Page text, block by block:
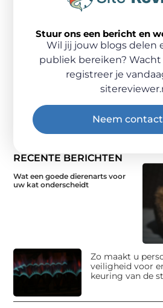
RECENTE BERICHTEN
Wat een goede dierenarts voor
uw kat onderscheidt
Zo maakt u
veiligheid voor
keuring van de
Stuur ons een bericht en
Wil jij jouw blogs delen
publiek bereiken?
registreer je
Neem